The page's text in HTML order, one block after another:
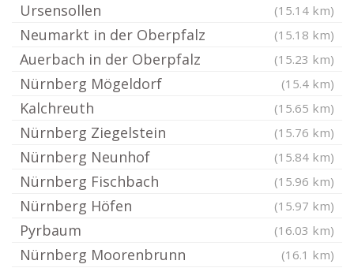
Ursensollen (15.14 km)
Neumarkt in der Oberpfalz (15.18 km)
Auerbach in der Oberpfalz (15.23 km)
Nürnberg Mögeldorf (15.4 km)
Kalchreuth (15.65 km)
Nürnberg Ziegelstein (15.76 km)
Nürnberg Neunhof (15.84 km)
Nürnberg Fischbach (15.96 km)
Nürnberg Höfen (15.97 km)
Pyrbaum (16.03 km)
Nürnberg Moorenbrunn (16.1 km)